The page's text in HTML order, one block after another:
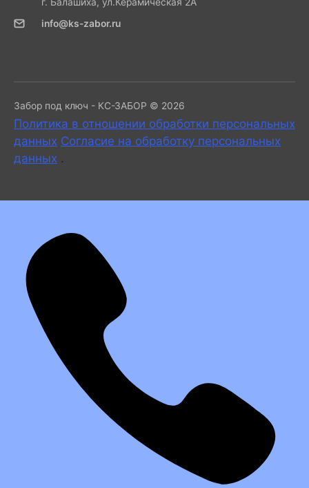
info@ks-zabor.ru
Забор под ключ - КС-ЗАБОР © 2026
Политика в отношении обработки персональных
данных Согласие на обработку персональных
данных .